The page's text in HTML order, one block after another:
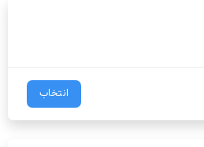
انتخاب